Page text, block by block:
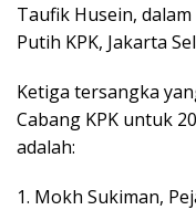
Taufik Husein,
Putih KPK, Jakarta
​Ketiga tersangka
Cabang KPK untuk
adalah:
1. ​Mokh Sukiman,